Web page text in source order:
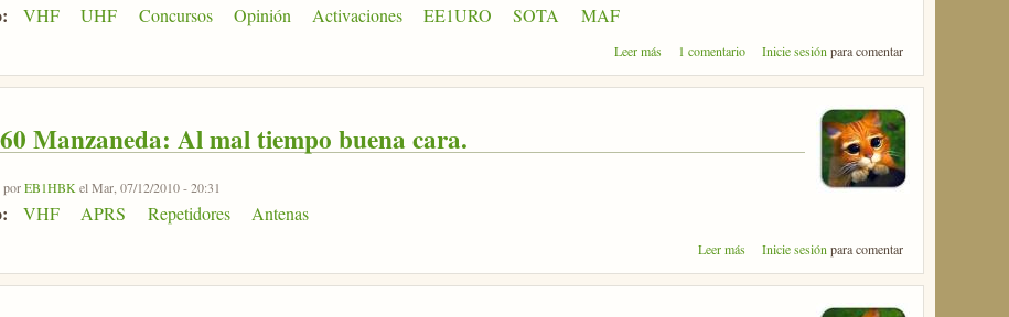
VHF UHF Concursos Opinión Activaciones EE1URO SOTA MAF
Leer más sobre MAF 2010... ¡Esto no puede seguir así!
1 comentario Inicie sesión para comentar
Manzaneda: Al mal tiempo buena cara.
porEB1HBKel Mar, 07/12/2010 - 20:31
VHF APRS Repetidores Antenas
Leer más sobre RV-60 Manzaneda: Al mal
Inicie sesiónpara comentar